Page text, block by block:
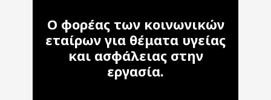
Ο φορέας των κοινωνικών
εταίρων για θέματα υγείας
και ασφάλειας στην
εργασία.